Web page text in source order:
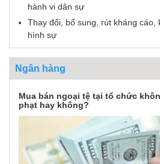
hành vi dân sự
Thay đổi, bổ sung, rút kháng cáo,
hình sự
Ngân hàng
Mua bán ngoại tệ tại tổ chức
phạt hay không?